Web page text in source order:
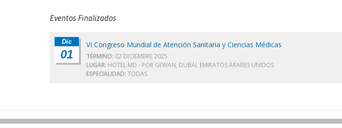
Eventos Finalizados
Dic
01
VI Congreso Mundial de Atención Sanitaria y Ciencias Médicas
TÉRMINO: 02 DICIEMBRE 2025
LUGAR: HOTEL MD - POR GEWAN, DUBÁI, EMIRATOS ÁRABES UNIDOS
ESPECIALIDAD: TODAS